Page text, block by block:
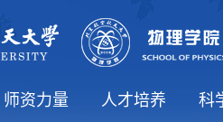
师资力量 人才培养 科